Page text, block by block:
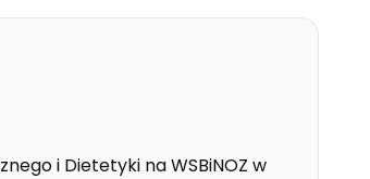
i Dietetyki na WSBiNOZ w